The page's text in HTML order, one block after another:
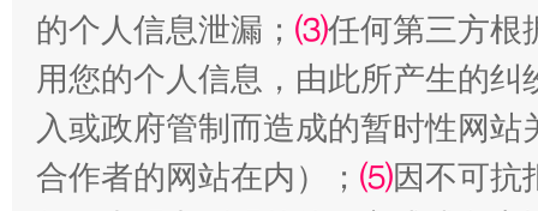
受贿1.44亿！段成刚被判无期 从幼
的个人信息泄漏； ⑶任何第三方根
用您的个人信息，由此所产生的纠
入或政府管制而造成的暂时性网
合作者的网站在内）； ⑸因不可抗